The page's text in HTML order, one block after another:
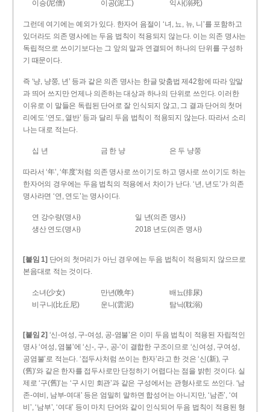
이승(尼僧)
이공(泥工) 익사(溺死)
그런데 여기에는 예외가 있다. 한자어 음절이 ‘녀, 뇨, 뉴, 니’를 포함하고
있더라도 의존 명사에는 두음 법칙이 적용되지 않는다. 이는 의존 명사는
독립적으로 쓰이기보다는 그 앞의 말과 연결되어 하나의 단위를 구성하
기 때문이다.
즉 ‘냥, 냥쭝, 년’ 등과 같은 의존 명사는 한글 맞춤법 제42항에 따라 앞말
과 띄어 쓰지만 언제나 의존하는 대상과 하나의 단위로 쓰인다. 이러한
이유로 이 말들은 독립된 단어로 잘 인식되지 않고, 그 결과 단어의 첫머
리에도 ‘연도, 열반’ 등과 달리 두음 법칙이 적용되지 않는다. 따라서 소리
나는 대로 적는다.
십 년 금 한 냥 은 두 냥쭝
따라서 ‘年’, ‘年度’처럼 의존 명사로 쓰이기도 하고 명사로 쓰이기도 하는
한자어의 경우에는 두음 법칙의 적용에서 차이가 난다. ‘년, 년도’가 의존
명사라면 ‘연, 연도’는 명사이다.
연 강수량(명사)
일 년(의존 명사)
생산 연도(명사)
2018 년도(의존 명사)
[붙임 1] 단어의 첫머리가 아닌 경우에는 두음 법칙이 적용되지 않으므로
본음대로 적는 것이다.
소녀(少女) 만년(晩年)
배뇨(排尿)
비구니(比丘尼)
운니(雲泥) 탐닉(耽溺)
[붙임 2] ‘신-여성, 구-여성, 공-염불’은 이미 두음 법칙이 적용된 자립적인
명사 ‘여성, 염불’에 ‘신-, 구-, 공-’이 결합한 구조이므로 ‘신여성, 구여성,
공염불’로 적는다. ‘접두사처럼 쓰이는 한자’라고 한 것은 ‘신(新), 구
(舊)’와 같은 한자를 접두사로만 단정하기 어렵다는 점을 밝힌 것이다. 실
제로 ‘구(舊)’는 ‘구 시민 회관’과 같은 구성에서는 관형사로도 쓰인다. ‘남
존­-여비, 남부-­여대’ 등은 엄밀히 말하면 합성어는 아니지만, ‘남존’, ‘여
비’, ‘남부’, ‘여대’ 등이 마치 단어와 같이 인식되어 두음 법칙이 적용된 형